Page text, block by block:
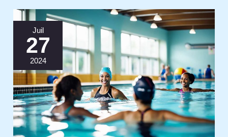
Juil
27
2024